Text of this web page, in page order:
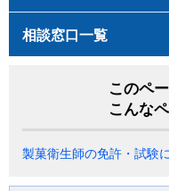
相談窓口一覧
このペ
こんな
製菓衛生師の免許・試験